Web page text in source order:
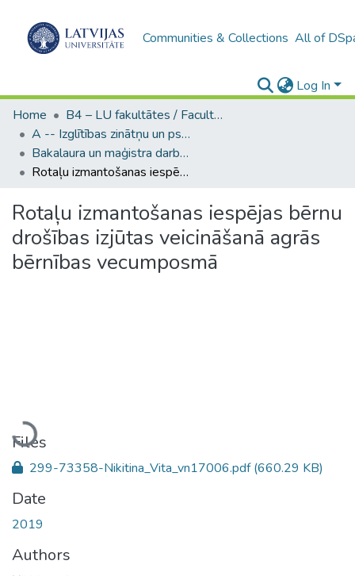
Communities & Collections All of
Log In
Home
B4 – LU fakultātes / Faculties of the UL
A -- Izglītības zinātņu un psiholoģijas fakultāte / Faculty of Education Sciences and Psychology
Bakalaura un maģistra darbi (PPMF) / Bachelor's and Master's theses
Rotaļu izmantošanas iespējas bērnu drošības izjūtas veicināšanā agrās bērnības vecumposmā
Rotaļu izmantošanas iespējas bērnu
drošības izjūtas veicināšanā agrās
bērnības vecumposmā
Loading...
Files
299-73358-Nikitina_Vita_vn17006.pdf(660.29 KB)
Date
2019
Authors